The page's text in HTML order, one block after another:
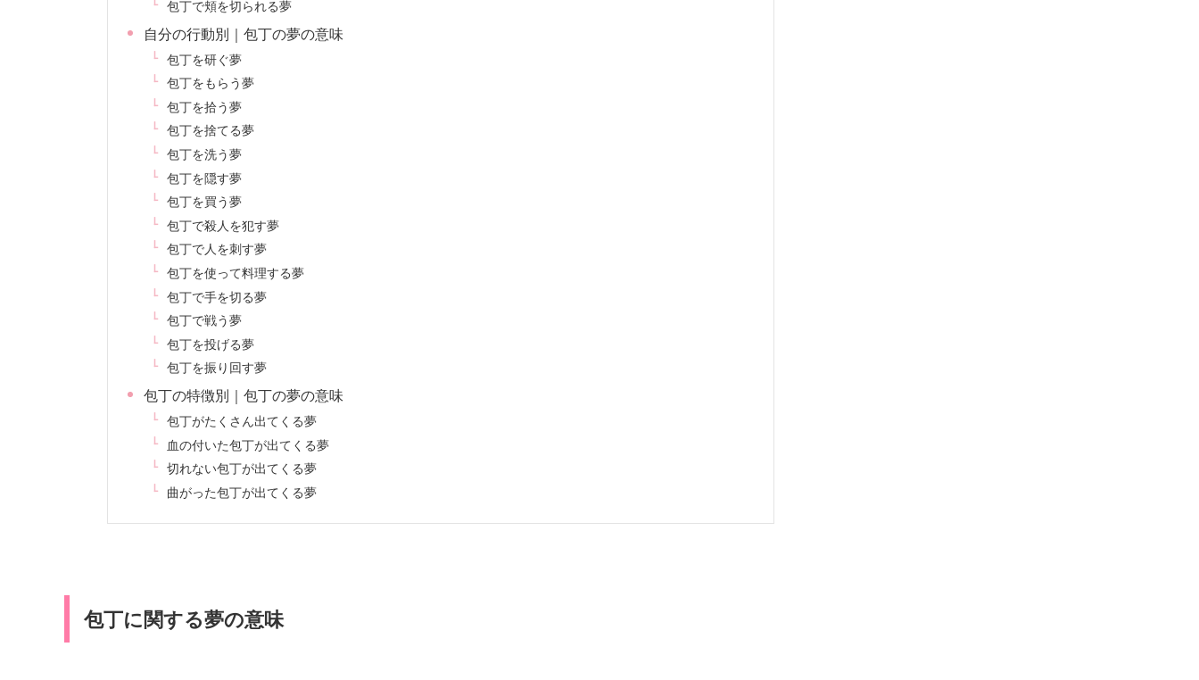
包丁で頬を切られる夢
自分の行動別｜包丁の夢の意味
包丁を研ぐ夢
包丁をもらう夢
包丁を拾う夢
包丁を捨てる夢
包丁を洗う夢
包丁を隠す夢
包丁を買う夢
包丁で殺人を犯す夢
包丁で人を刺す夢
包丁を使って料理する夢
包丁で手を切る夢
包丁で戦う夢
包丁を投げる夢
包丁を振り回す夢
包丁の特徴別｜包丁の夢の意味
包丁がたくさん出てくる夢
血の付いた包丁が出てくる夢
切れない包丁が出てくる夢
曲がった包丁が出てくる夢
包丁に関する夢の意味